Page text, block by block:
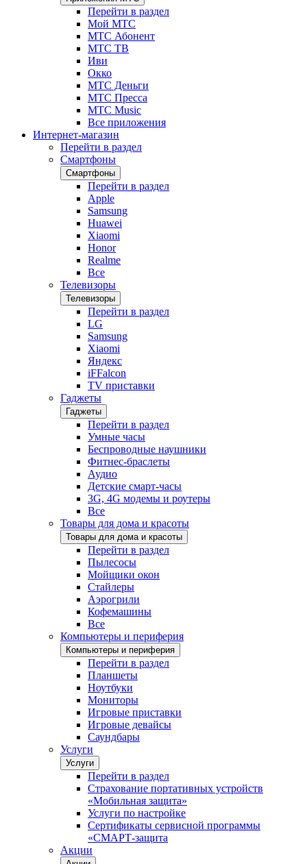
Перейти в раздел
Мой МТС
МТС Абонент
МТС ТВ
Иви
Окко
МТС Деньги
МТС Пресса
МТС Music
Все приложения
Интернет-магазин
Перейти в раздел
Смартфоны
Смартфоны
Перейти в раздел
Apple
Samsung
Huawei
Xiaomi
Honor
Realme
Все
Телевизоры
Телевизоры
Перейти в раздел
LG
Samsung
Xiaomi
Яндекс
iFFalcon
TV приставки
Гаджеты
Гаджеты
Перейти в раздел
Умные часы
Беспроводные наушники
Фитнес-браслеты
Аудио
Детские смарт-часы
3G, 4G модемы и роутеры
Все
Товары для дома и красоты
Товары для дома и красоты
Перейти в раздел
Пылесосы
Мойщики окон
Стайлеры
Аэрогрили
Кофемашины
Все
Компьютеры и периферия
Компьютеры и периферия
Перейти в раздел
Планшеты
Ноутбуки
Мониторы
Игровые приставки
Игровые девайсы
Саундбары
Услуги
Услуги
Перейти в раздел
Страхование портативных устройств
«Мобильная защита»
Услуги по настройке
Сертификаты сервисной программы
«СМАРТ-защита
Акции